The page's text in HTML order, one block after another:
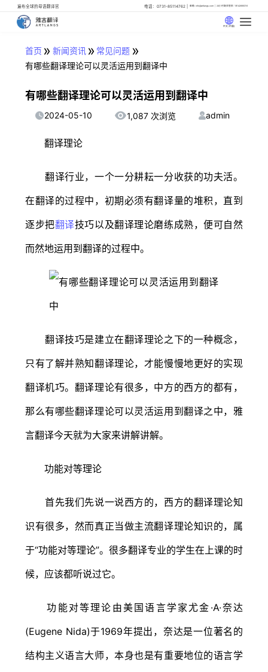
遍布全球的母语翻译官 电话：0731-85114762 邮箱: info@artlangs.com 24小时翻译管家: 18142666316
中文 (中国)
首页 » 新闻资讯» 常见问题 »
有哪些翻译理论可以灵活运用到翻译中
有哪些翻译理论可以灵活运用到翻译中
2024-05-10 1,087 次浏览 admin
翻译理论
翻译行业，一个一分耕耘一分收获的功夫活。
在翻译的过程中，初期必须有翻译量的堆积，直到
逐步把翻译技巧以及翻译理论磨练成熟，便可自然
而然地运用到翻译的过程中。
翻译技巧是建立在翻译理论之下的一种概念，
只有了解并熟知翻译理论，才能慢慢地更好的实现
翻译机巧。翻译理论有很多，中方的西方的都有，
那么有哪些翻译理论可以灵活运用到翻译之中，雅
言翻译今天就为大家来讲解讲解。
功能对等理论
首先我们先说一说西方的，西方的翻译理论知
识有很多，然而真正当做主流翻译理论知识的，属
于“功能对等理论”。很多翻译专业的学生在上课的时
候，应该都听说过它。
功能对等理论由美国语言学家尤金·A·奈达
(Eugene Nida)于1969年提出，奈达是一位著名的
结构主义语言大师，本身也是有重要地位的语言学